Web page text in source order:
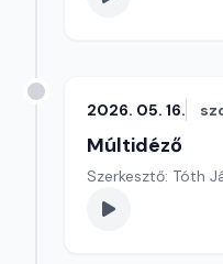
2026. 05. 16.
Múltidéző
Szerkesztő: Tóth